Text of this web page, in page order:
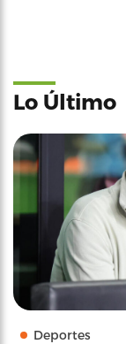
Lo Último
Deportes